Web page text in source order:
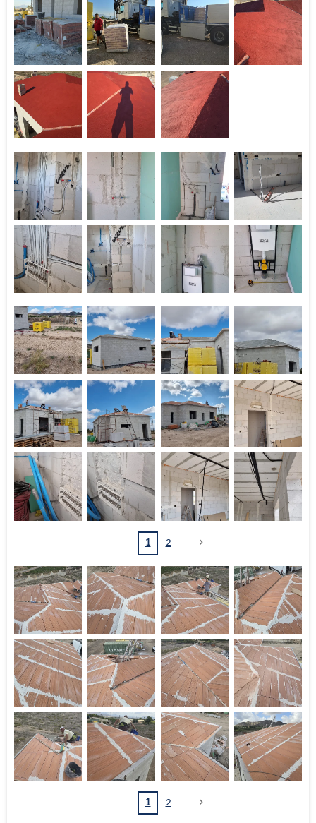
1 2
1 2